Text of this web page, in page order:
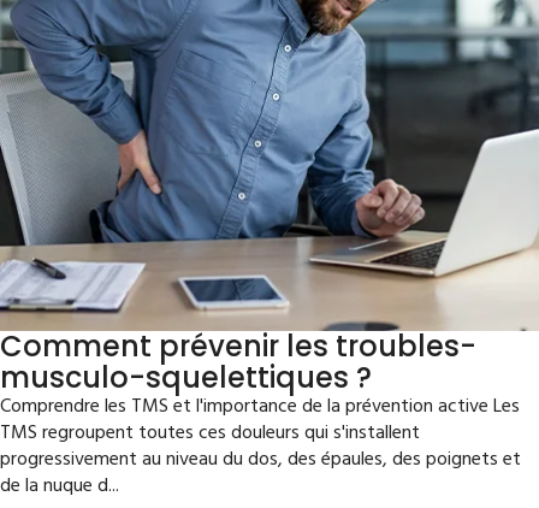
Comment prévenir les troubles-
musculo-squelettiques ?
Comprendre les TMS et l'importance de la prévention active Les
TMS regroupent toutes ces douleurs qui s'installent
progressivement au niveau du dos, des épaules, des poignets et
de la nuque d...